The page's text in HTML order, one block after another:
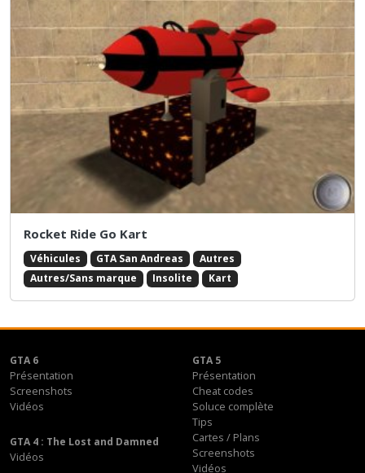
Rocket Ride Go Kart
Véhicules GTA San Andreas
Autres
Autres/Sans marque
Insolite Kart
GTA 6
Présentation
Screenshots
Vidéos
GTA 5
Présentation
Cheat codes
Soluce complète
Tips
Cartes / Plans
Screenshots
Vidéos
GTA 4 : The Lost and Damned
Vidéos